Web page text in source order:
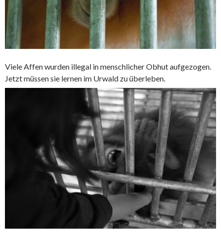
Viele Affen wurden illegal in menschlicher Obhut aufgezogen.
Jetzt müssen sie lernen im Urwald zu überleben.